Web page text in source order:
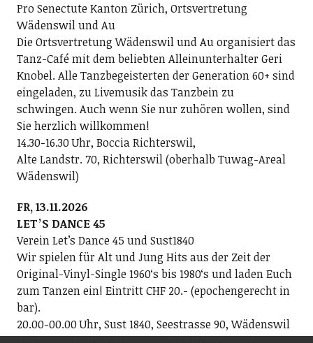
Pro Senectute Kanton Zürich, Ortsvertretung
Wädenswil und Au
Die Ortsvertretung Wädenswil und Au organisiert das
Tanz-Café mit dem beliebten Alleinunterhalter Geri
Knobel. Alle Tanzbegeisterten der Generation 60+ sind
eingeladen, zu Livemusik das Tanzbein zu
schwingen. Auch wenn Sie nur zuhören wollen, sind
Sie herzlich willkommen!
14.30-16.30 Uhr, Boccia Richterswil,
Alte Landstr. 70, Richterswil (oberhalb Tuwag-Areal
Wädenswil)
FR, 13.11.2026
LETʼS DANCE 45
Verein Letʼs Dance 45 und Sust1840
Wir spielen für Alt und Jung Hits aus der Zeit der
Original-Vinyl-Single 1960ʻs bis 1980ʻs und laden Euch
zum Tanzen ein! Eintritt CHF 20.- (epochengerecht in
bar).
20.00-00.00 Uhr, Sust 1840, Seestrasse 90, Wädenswil